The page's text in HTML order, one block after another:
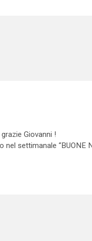
Giovanni !
settimanale “BUONE